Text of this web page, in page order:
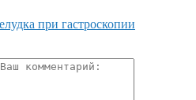
при гастроскопии